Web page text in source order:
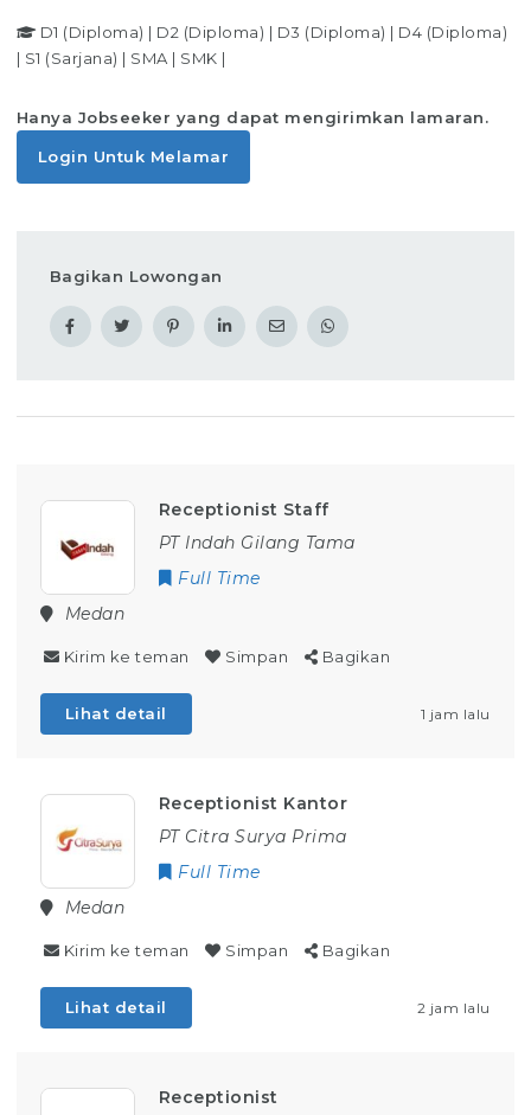
D1 (Diploma) | D2 (Diploma) | D3 (Diploma) | D4 (Diploma)
| S1 (Sarjana) | SMA | SMK |
Hanya Jobseeker yang dapat mengirimkan lamaran.
Login Untuk Melamar
Bagikan Lowongan
Receptionist Staff
PT Indah Gilang Tama
Full Time
Medan
Kirim ke teman Simpan Bagikan
Lihat detail 1 jam lalu
Receptionist Kantor
PT Citra Surya Prima
Full Time
Medan
Kirim ke teman Simpan Bagikan
Lihat detail 2 jam lalu
Receptionist